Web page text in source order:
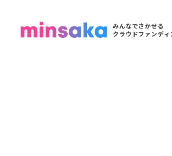
みんなでさかせる
クラウドファンディ